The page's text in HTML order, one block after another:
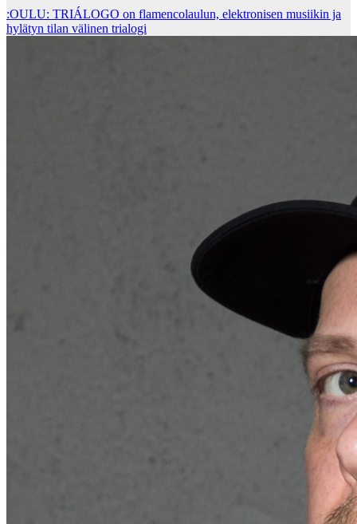
:OULU: TRIÁLOGO on flamencolaulun, elektronisen musiikin ja
hylätyn tilan välinen trialogi